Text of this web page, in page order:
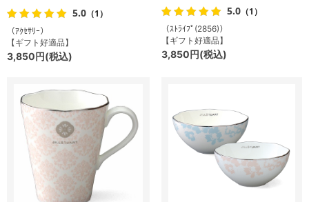
5.0 （1）
（ｱｸｾｻﾘｰ）
【ギフト好適品】
3,850円(税込)
5.0 （1）
（ｽﾄﾗｲﾌﾟ(2856)）
【ギフト好適品】
3,850円(税込)